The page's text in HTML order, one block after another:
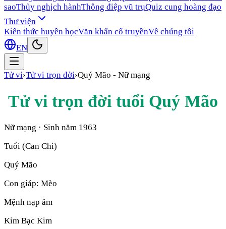
saoThủy nghịch hànhThông điệp vũ trụQuiz cung hoàng đạo
Thư viện
Kiến thức huyền họcVăn khấn cổ truyềnVề chúng tôi
EN
Tử vi›Tử vi trọn đời›Quý Mão - Nữ mạng
Tử vi trọn đời tuổi Quý Mão
Nữ mạng · Sinh năm 1963
Tuổi (Can Chi)
Quý Mão
Con giáp: Mèo
Mệnh nạp âm
Kim Bạc Kim